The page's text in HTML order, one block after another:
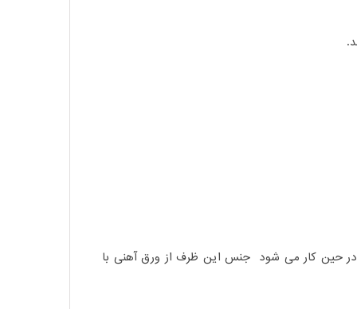
در حین کار می شود جنس این ظرف از ورق آهنی با